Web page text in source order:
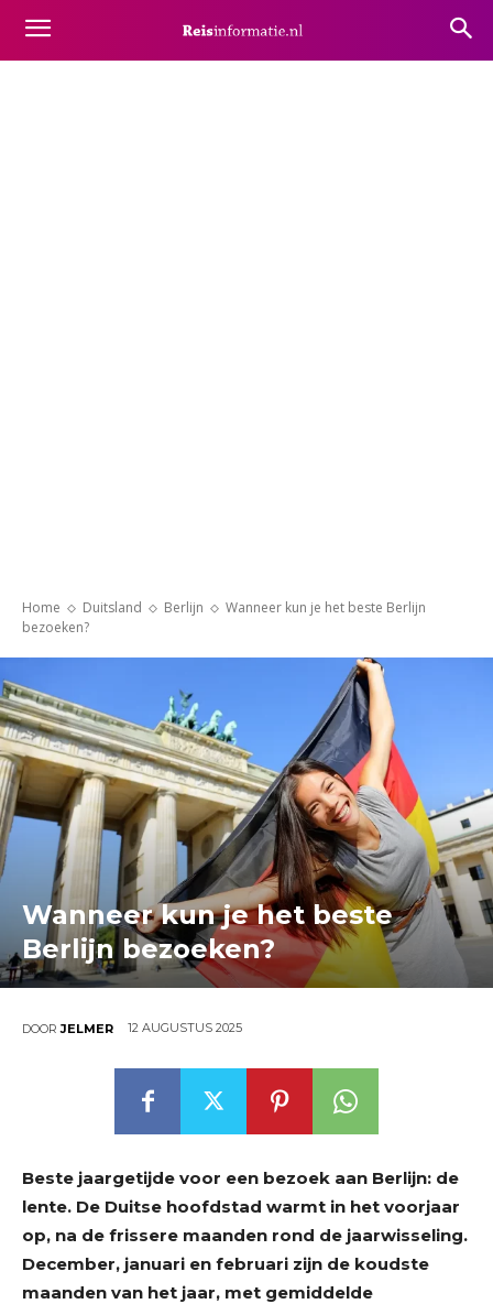
Home Duitsland Berlijn
Wanneer kun je het beste Berlijn
bezoeken?
Wanneer kun je het beste
Berlijn bezoeken?
DOOR JELMER 12 AUGUSTUS 2025
Beste jaargetijde voor een bezoek aan Berlijn: de
lente. De Duitse hoofdstad warmt in het voorjaar
op, na de frissere maanden rond de jaarwisseling.
December, januari en februari zijn de koudste
maanden van het jaar, met gemiddelde